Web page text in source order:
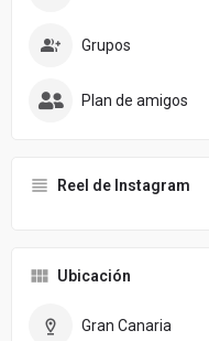
Grupos
Plan de amigos
Reel de Instagram
Ubicación
Gran Canaria